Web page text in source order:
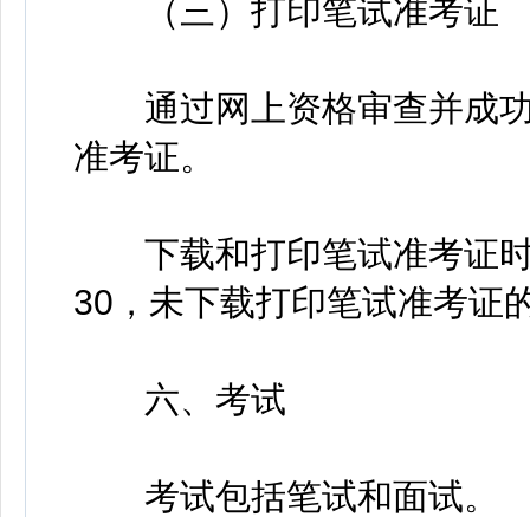
（三）打印笔试准考证
通过网上资格审查并成功
准考证。
下载和打印笔试准考证
30，未下载打印笔试准考证
六、考试
考试包括笔试和面试。